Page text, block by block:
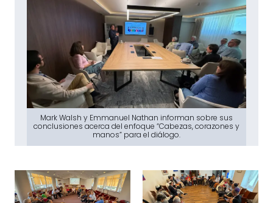
Mark Walsh y Emmanuel Nathan informan sobre sus
conclusiones acerca del enfoque “Cabezas, corazones y
manos” para el diálogo.